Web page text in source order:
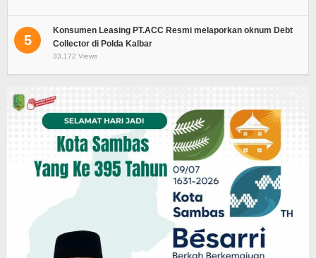
5
Konsumen Leasing PT.ACC Resmi melaporkan oknum Debt
Collector di Polda Kalbar
33,172 Views